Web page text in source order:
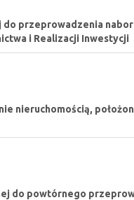
przeprowadzenia
i Realizacji Inwestycji
nieruchomością,
do powtórnego